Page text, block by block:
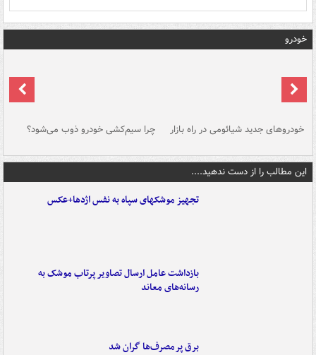
خودرو
خودروهای جدید شیائومی در راه بازار چرا سیم‌کشی خودرو ذوب می‌شود؟
این مطالب را از دست ندهید....
تجهیز موشکهای سپاه به نفس اژدها+عکس
بازداشت عامل ارسال تصاویر پرتاب موشک به
رسانه‌های معاند
برق پرمصرف‌ها گران شد